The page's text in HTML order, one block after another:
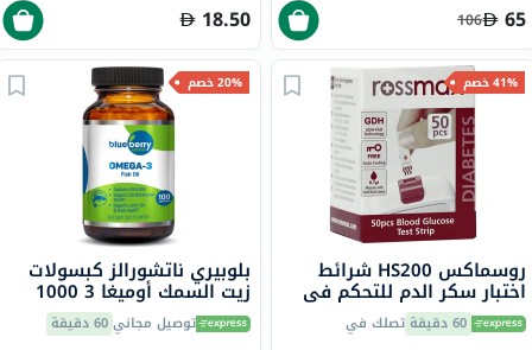
65
106
18.50
41% خصم
روسماكس HS200 شرائط
اختبار سكر الدم للتحكم في
مرض السكري حزمة من 50
60 دقيقة تصلك في
20% خصم
بلوبيري ناتشورالز كبسولات
زيت السمك أوميغا 3 1000
ملجم، حزمة من 100
توصيل مجاني60 دقيقة